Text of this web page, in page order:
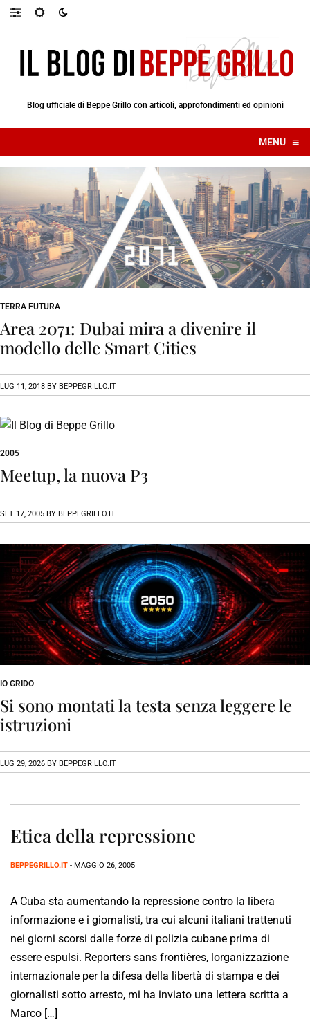
Blog ufficiale di Beppe Grillo con articoli, approfondimenti ed opinioni
MENU ≡
☰
TERRA FUTURA
Area 2071: Dubai mira a divenire il
modello delle Smart Cities
LUG 11, 2018 BY BEPPEGRILLO.IT
2005
Meetup, la nuova P3
SET 17, 2005 BY BEPPEGRILLO.IT
IO GRIDO
Si sono montati la testa senza leggere le
istruzioni
LUG 29, 2026 BY BEPPEGRILLO.IT
Etica della repressione
BEPPEGRILLO.IT - MAGGIO 26, 2005
A Cuba sta aumentando la repressione contro la libera
informazione e i giornalisti, tra cui alcuni italiani trattenuti
nei giorni scorsi dalle forze di polizia cubane prima di
essere espulsi. Reporters sans frontières, lorganizzazione
internazionale per la difesa della libertà di stampa e dei
giornalisti sotto arresto, mi ha inviato una lettera scritta a
Marco […]